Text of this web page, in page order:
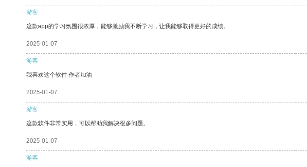
游客
这款app的学习氛围很浓厚，能够激励我不断学习，让我能够取得更好的成绩。
2025-01-07
游客
我喜欢这个软件 作者加油
2025-01-07
游客
这款软件非常实用，可以帮助我解决很多问题。
2025-01-07
游客